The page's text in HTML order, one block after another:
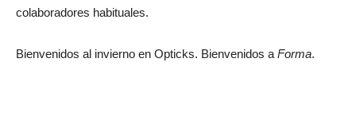
colaboradores habituales.
Bienvenidos al invierno en Opticks. Bienvenidos aForma.